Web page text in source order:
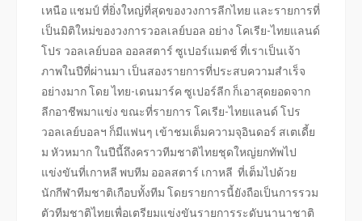
เหนือ แชมป์ ที่ยิ่งใหญ่ที่สุดของวงการลีกไทย และรายการที่
เป็นมิติใหม่ของวงการวอลเลย์บอล อย่าง โคเรีย-ไทยแลนด์
โปร วอลเลย์บอล ออลสตาร์ ซูเปอร์แมตช์ ที่เราเป็นเจ้า
ภาพในปีที่ผ่านมา เป็นสองรายการที่ประสบความสำเร็จ
อย่างมาก โดย ไทย-เดนมาร์ค ซูเปอร์ลีก ก็เอาสุดยอดจาก
ลีกอาชีพมาแข่ง ขณะที่รายการ โคเรีย-ไทยแลนด์ โปร
วอลเลย์บอลฯ ก็มีแฟนๆ เข้าชมเต็มความจุอินดอร์ สเตเดี้ย
ม หัวหมาก ในปีนี้ถึงคราวทีมชาติไทยชุดใหญ่ยกทัพไป
แข่งขันที่เกาหลี พบทีม ออลสตาร์ เกาหลี ที่เต็มไปด้วย
นักกีฬาทีมชาติเกือบทั้งทีม โดยรายการนี้ยังถือเป็นการรวม
ตัวทีมชาติไทยเพื่อเตรียมแข่งขันรายการระดับนานาชาติ